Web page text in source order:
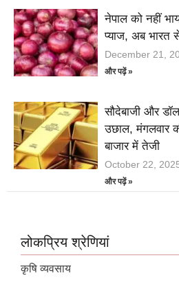
नेपाल को नहीं
प्याज, अब भारत
December 21,
और पढ़ें »
सौदेबाजी और
उछाल, मंगलवार
बाजार में तेजी
October 22,
और पढ़ें »
लोकप्रिय श्रेणियां
कृषि व्यवसाय